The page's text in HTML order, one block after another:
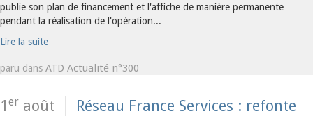
publie son plan de financement et l'affiche de manière permanente
pendant la réalisation de l'opération...
Lire la suite
paru dans ATD Actualité n°300
1 er août
Réseau France Services : refonte